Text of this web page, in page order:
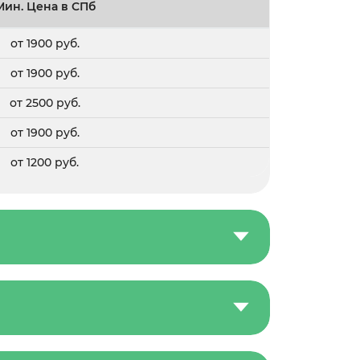
Цена в СПб
от 1900 руб.
от 1900 руб.
от 2500 руб.
от 1900 руб.
от 1200 руб.